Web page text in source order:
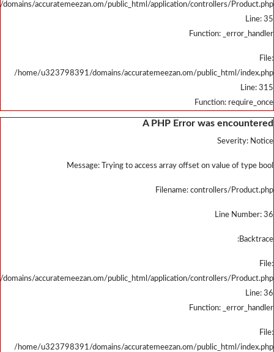
/home/u323798391/domains/
/
/home/u323798391/domains/
/